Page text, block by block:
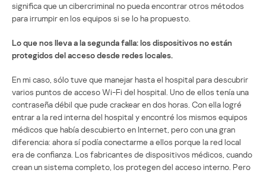
significa que un cibercriminal no pueda encontrar otros métodos
para irrumpir en los equipos si se lo ha propuesto.
Lo que nos lleva a la segunda falla: los dispositivos no están
protegidos del acceso desde redes locales.
En mi caso, sólo tuve que manejar hasta el hospital para descubrir
varios puntos de acceso Wi-Fi del hospital. Uno de ellos tenía una
contraseña débil que pude crackear en dos horas. Con ella logré
entrar a la red interna del hospital y encontré los mismos equipos
médicos que había descubierto en Internet, pero con una gran
diferencia: ahora sí podía conectarme a ellos porque la red local
era de confianza. Los fabricantes de dispositivos médicos, cuando
crean un sistema completo, los protegen del acceso interno. Pero